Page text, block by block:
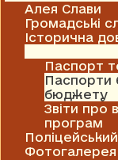
Алея Слави
Громадські
Історична
Паспорт
Паспорти
бюджету
Звіти про
програм
Фотогалерея